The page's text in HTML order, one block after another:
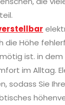
die Höhe
ist. in
im Alltag.
sodass Sie